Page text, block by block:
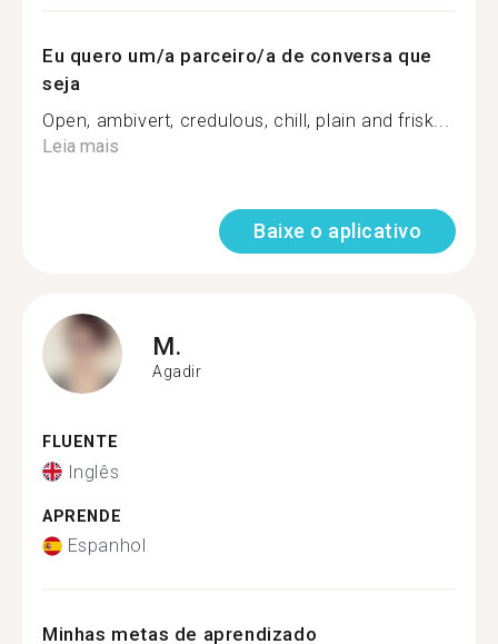
Eu quero um/a parceiro/a de conversa que
seja
Open, ambivert, credulous, chill, plain and frisk...
Leia mais
Baixe o aplicativo
M.
Agadir
FLUENTE
Inglês
APRENDE
Espanhol
Minhas metas de aprendizado